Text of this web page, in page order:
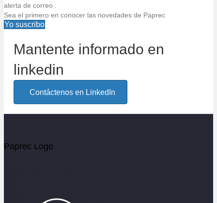
alerta de correo :
Sea el primero en conocer las novedades de Paprec
Yo suscribo
Email alert title
Email alert intro
Votre email
Mantente informado en
linkedin
Contáctenos en LinkedIn
Paprec Logo